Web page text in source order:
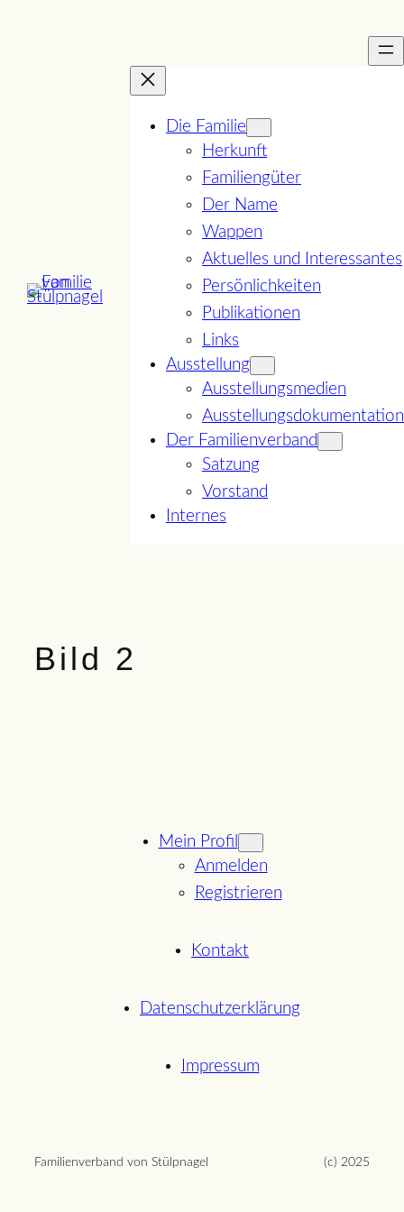
Die Familie
Herkunft
Familiengüter
Der Name
Wappen
Aktuelles und Interessantes
Persönlichkeiten
Publikationen
Links
Ausstellung
Ausstellungsmedien
Ausstellungsdokumentation
Der Familienverband
Satzung
Vorstand
Internes
Bild 2
Mein Profil
Anmelden
Registrieren
Kontakt
Datenschutzerklärung
Impressum
Familienverband von Stülpnagel (c) 2025